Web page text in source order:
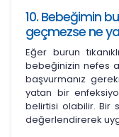
10. Bebeğimin
geçmezse ne
Eğer burun
bebeğinizin nefes
başvurmanız
yatan bir
belirtisi olabilir. Bir
değerlendirerek